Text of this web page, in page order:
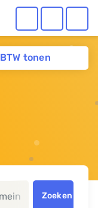
BTW tonen
Domeinnaam
Zoeken